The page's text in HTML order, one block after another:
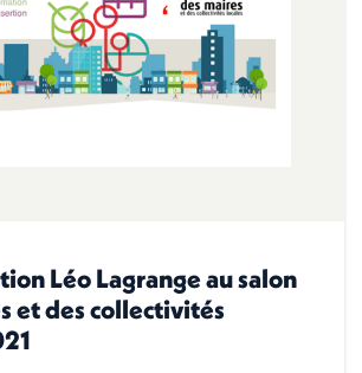
Léo Lagrange au salon
et des collectivités